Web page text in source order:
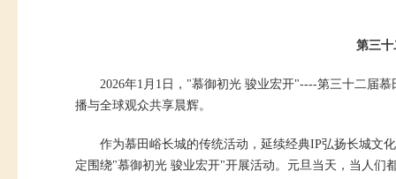
第三
2026年1月1日，"慕御初光 骏业宏开"----第三十二届
播与全球观众共享晨辉。
作为慕田峪长城的传统活动，延续经典IP弘扬长城文
定围绕"慕御初光 骏业宏开"开展活动。元旦当天，当人们